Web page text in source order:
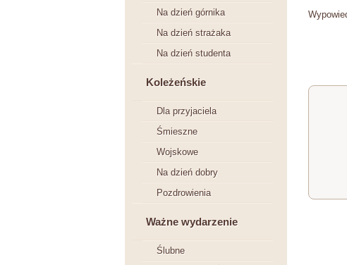
Na dzień górnika
Na dzień strażaka
Na dzień studenta
Koleżeńskie
Dla przyjaciela
Śmieszne
Wojskowe
Na dzień dobry
Pozdrowienia
Ważne wydarzenie
Ślubne